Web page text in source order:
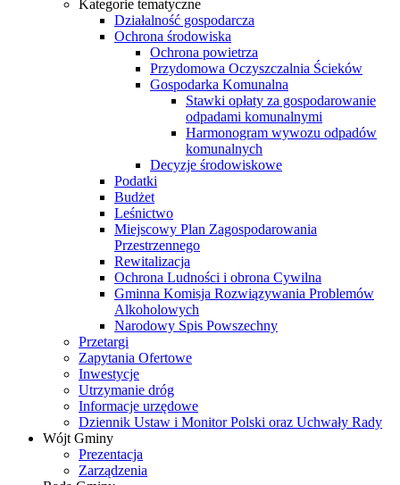
Kategorie tematyczne
Działalność gospodarcza
Ochrona środowiska
Ochrona powietrza
Przydomowa Oczyszczalnia Ścieków
Gospodarka Komunalna
Stawki opłaty za gospodarowanie
odpadami komunalnymi
Harmonogram wywozu odpadów
komunalnych
Decyzje środowiskowe
Podatki
Budżet
Leśnictwo
Miejscowy Plan Zagospodarowania
Przestrzennego
Rewitalizacja
Ochrona Ludności i obrona Cywilna
Gminna Komisja Rozwiązywania Problemów
Alkoholowych
Narodowy Spis Powszechny
Przetargi
Zapytania Ofertowe
Inwestycje
Utrzymanie dróg
Informacje urzędowe
Dziennik Ustaw i Monitor Polski oraz Uchwały Rady
Wójt Gminy
Prezentacja
Zarządzenia